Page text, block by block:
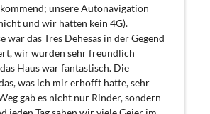
unsere Autonavigation
und wir hatten kein 4G).
war das Tres Dehesas in der Gegend
wir wurden sehr freundlich
Haus war fantastisch. Die
was ich mir erhofft hatte, sehr
gab es nicht nur Rinder, sondern